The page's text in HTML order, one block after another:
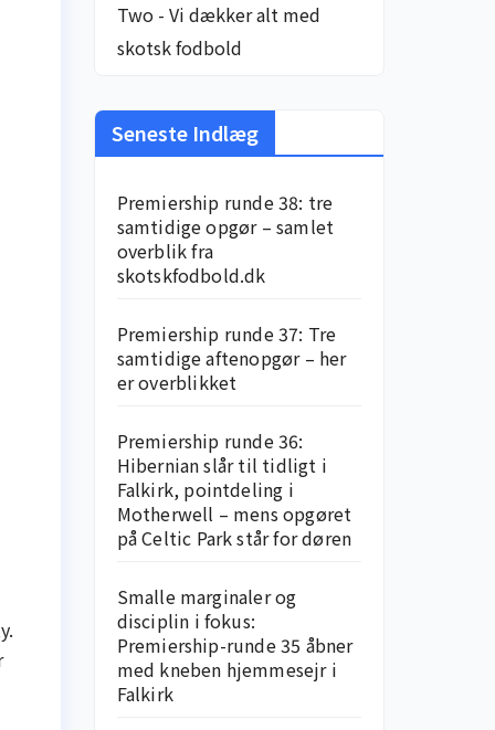
Two - Vi dækker alt med
skotsk fodbold
Seneste Indlæg
Premiership runde 38: tre
samtidige opgør – samlet
overblik fra
skotskfodbold.dk
Premiership runde 37: Tre
samtidige aftenopgør – her
er overblikket
Premiership runde 36:
Hibernian slår til tidligt i
Falkirk, pointdeling i
Motherwell – mens opgøret
på Celtic Park står for døren
Smalle marginaler og
disciplin i fokus:
Premiership-runde 35 åbner
med kneben hjemme­sejr i
Falkirk